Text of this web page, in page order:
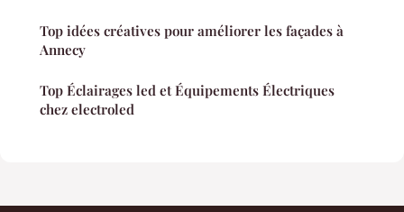
Top idées créatives pour améliorer les façades à
Annecy
Top Éclairages led et Équipements Électriques
chez electroled